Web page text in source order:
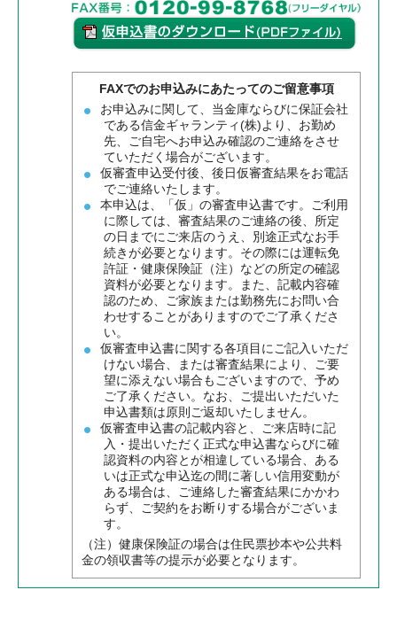
FAXでのお申込みにあたってのご留意事項
お申込みに関して、当金庫ならびに保証会社
である信金ギャランティ(株)より、お勤め
先、ご自宅へお申込み確認のご連絡をさせ
ていただく場合がございます。
仮審査申込受付後、後日仮審査結果をお電話
でご連絡いたします。
本申込は、「仮」の審査申込書です。ご利用
に際しては、審査結果のご連絡の後、所定
の日までにご来店のうえ、別途正式なお手
続きが必要となります。その際には運転免
許証・健康保険証（注）などの所定の確認
資料が必要となります。また、記載内容確
認のため、ご家族または勤務先にお問い合
わせすることがありますのでご了承くださ
い。
仮審査申込書に関する各項目にご記入いただ
けない場合、または審査結果により、ご要
望に添えない場合もございますので、予め
ご了承ください。なお、ご提出いただいた
申込書類は原則ご返却いたしません。
仮審査申込書の記載内容と、ご来店時に記
入・提出いただく正式な申込書ならびに確
認資料の内容とが相違している場合、ある
いは正式な申込迄の間に著しい信用変動が
ある場合は、ご連絡した審査結果にかかわ
らず、ご契約をお断りする場合がございま
す。
（注）健康保険証の場合は住民票抄本や公共料
金の領収書等の提示が必要となります。